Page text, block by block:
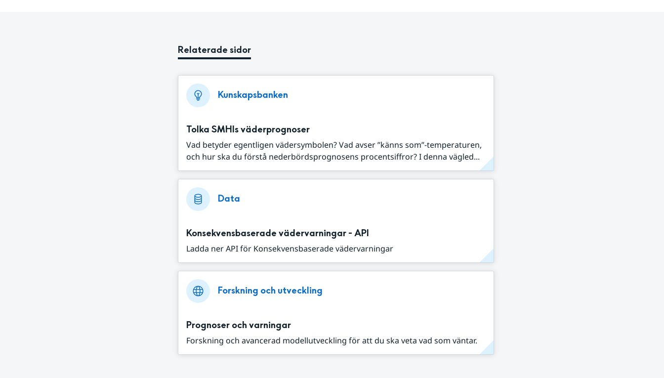
Relaterade sidor
Kunskapsbanken
Tolka SMHIs väderprognoser
Vad betyder egentligen vädersymbolen? Vad avser ”känns som”-temperaturen,
och hur ska du förstå nederbördsprognosens procentsiffror? I denna vägled...
Data
Konsekvensbaserade vädervarningar - API
Ladda ner API för Konsekvensbaserade vädervarningar
Forskning och utveckling
Prognoser och varningar
Forskning och avancerad modellutveckling för att du ska veta vad som väntar.